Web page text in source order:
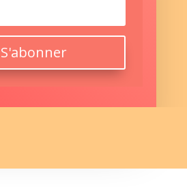
S'abonner